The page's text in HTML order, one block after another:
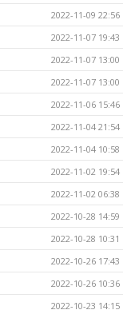
2022-11-09 22:56
2022-11-07 19:43
2022-11-07 13:00
2022-11-07 13:00
2022-11-06 15:46
2022-11-04 21:54
2022-11-04 10:58
2022-11-02 19:54
2022-11-02 06:38
2022-10-28 14:59
2022-10-28 10:31
2022-10-26 17:43
2022-10-26 10:36
2022-10-23 14:15